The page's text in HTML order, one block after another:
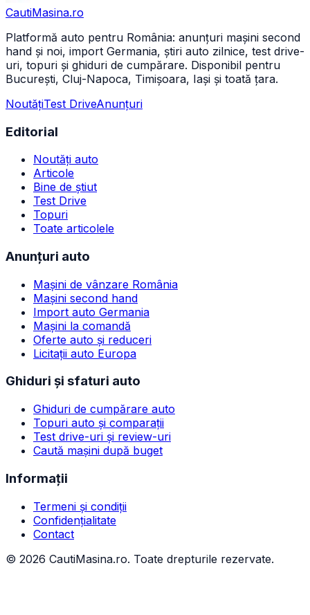
CautiMasina.ro
Platformă auto pentru România: anunțuri mașini second
hand și noi, import Germania, știri auto zilnice, test drive-
uri, topuri și ghiduri de cumpărare. Disponibil pentru
București, Cluj-Napoca, Timișoara, Iași și toată țara.
NoutățiTest DriveAnunțuri
Editorial
Noutăți auto
Articole
Bine de știut
Test Drive
Topuri
Toate articolele
Anunțuri auto
Mașini de vânzare România
Mașini second hand
Import auto Germania
Mașini la comandă
Oferte auto și reduceri
Licitații auto Europa
Ghiduri și sfaturi auto
Ghiduri de cumpărare auto
Topuri auto și comparații
Test drive-uri și review-uri
Caută mașini după buget
Informații
Termeni și condiții
Confidențialitate
Contact
© 2026 CautiMasina.ro. Toate drepturile rezervate.